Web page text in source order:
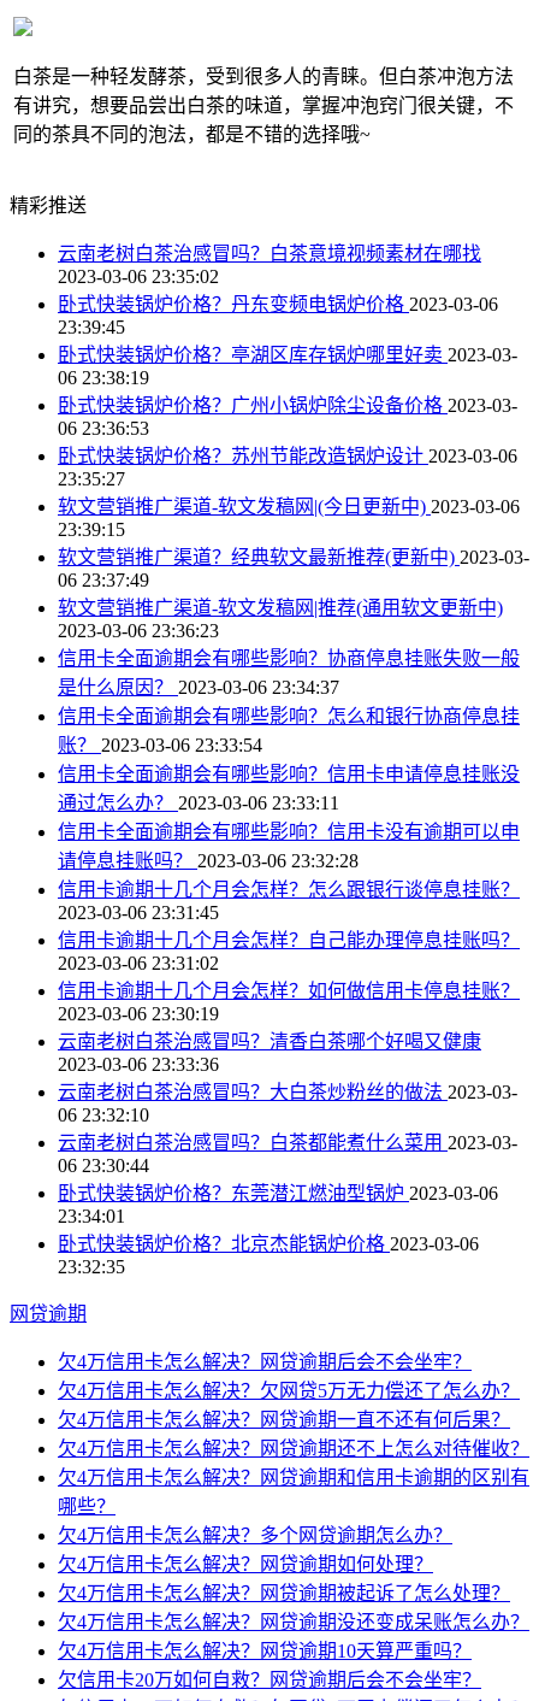
白茶是一种轻发酵茶，受到很多人的青睐。但白茶冲泡方法
有讲究，想要品尝出白茶的味道，掌握冲泡窍门很关键，不
同的茶具不同的泡法，都是不错的选择哦~
精彩推送
云南老树白茶治感冒吗？白茶意境视频素材在哪找
2023-03-06 23:35:02
卧式快装锅炉价格？丹东变频电锅炉价格 2023-03-06
23:39:45
卧式快装锅炉价格？亭湖区库存锅炉哪里好卖 2023-03-
06 23:38:19
卧式快装锅炉价格？广州小锅炉除尘设备价格 2023-03-
06 23:36:53
卧式快装锅炉价格？苏州节能改造锅炉设计 2023-03-06
23:35:27
软文营销推广渠道-软文发稿网|(今日更新中) 2023-03-06
23:39:15
软文营销推广渠道？经典软文最新推荐(更新中) 2023-03-
06 23:37:49
软文营销推广渠道-软文发稿网|推荐(通用软文更新中)
2023-03-06 23:36:23
信用卡全面逾期会有哪些影响？协商停息挂账失败一般
是什么原因？ 2023-03-06 23:34:37
信用卡全面逾期会有哪些影响？怎么和银行协商停息挂
账？ 2023-03-06 23:33:54
信用卡全面逾期会有哪些影响？信用卡申请停息挂账没
通过怎么办？ 2023-03-06 23:33:11
信用卡全面逾期会有哪些影响？信用卡没有逾期可以申
请停息挂账吗？ 2023-03-06 23:32:28
信用卡逾期十几个月会怎样？怎么跟银行谈停息挂账？
2023-03-06 23:31:45
信用卡逾期十几个月会怎样？自己能办理停息挂账吗？
2023-03-06 23:31:02
信用卡逾期十几个月会怎样？如何做信用卡停息挂账？
2023-03-06 23:30:19
云南老树白茶治感冒吗？清香白茶哪个好喝又健康
2023-03-06 23:33:36
云南老树白茶治感冒吗？大白茶炒粉丝的做法 2023-03-
06 23:32:10
云南老树白茶治感冒吗？白茶都能煮什么菜用 2023-03-
06 23:30:44
卧式快装锅炉价格？东莞潜江燃油型锅炉 2023-03-06
23:34:01
卧式快装锅炉价格？北京杰能锅炉价格 2023-03-06
23:32:35
网贷逾期
欠4万信用卡怎么解决？网贷逾期后会不会坐牢？
欠4万信用卡怎么解决？欠网贷5万无力偿还了怎么办？
欠4万信用卡怎么解决？网贷逾期一直不还有何后果？
欠4万信用卡怎么解决？网贷逾期还不上怎么对待催收？
欠4万信用卡怎么解决？网贷逾期和信用卡逾期的区别有
哪些？
欠4万信用卡怎么解决？多个网贷逾期怎么办？
欠4万信用卡怎么解决？网贷逾期如何处理？
欠4万信用卡怎么解决？网贷逾期被起诉了怎么处理？
欠4万信用卡怎么解决？网贷逾期没还变成呆账怎么办？
欠4万信用卡怎么解决？网贷逾期10天算严重吗？
欠信用卡20万如何自救？网贷逾期后会不会坐牢？